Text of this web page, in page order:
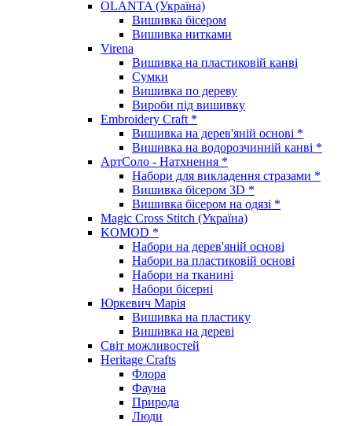
OLANTA (Україна)
Вишивка бісером
Вишивка нитками
Virena
Вишивка на пластиковій канві
Сумки
Вишивка по дереву
Вироби під вишивку
Embroidery Craft *
Вишивка на дерев'яній основі *
Вишивка на водорозчинній канві *
АртСоло - Натхнення *
Набори для викладення стразами *
Вишивка бісером 3D *
Вишивка бісером на одязі *
Magic Cross Stitch (Україна)
KOMOD *
Набори на дерев'яній основі
Набори на пластиковій основі
Набори на тканині
Набори бісерні
Юркевич Марія
Вишивка на пластику
Вишивка на дереві
Світ можливостей
Heritage Crafts
Флора
Фауна
Природа
Люди